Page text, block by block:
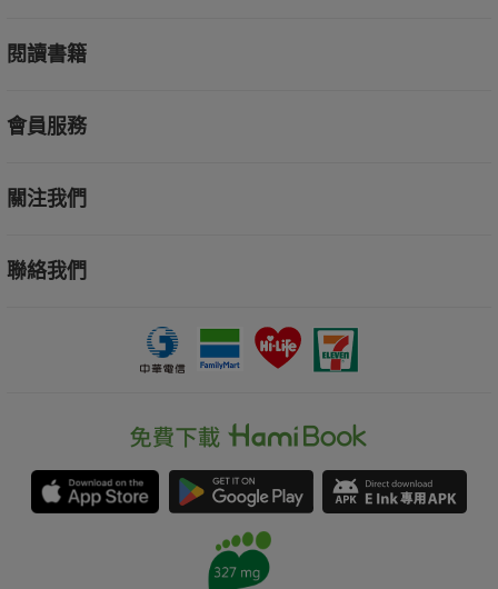
閱讀書籍
會員服務
關注我們
聯絡我們